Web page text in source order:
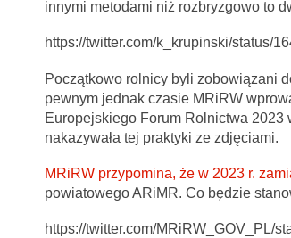
innymi metodami niż rozbryzgowo to
https://twitter.com/k_krupinski/status/
Początkowo rolnicy byli zobowiązani
pewnym jednak czasie MRiRW
Europejskiego Forum Rolnictwa 2023
nakazywała tej praktyki ze zdjęciami.
MRiRW przypomina, że w 2023 r.
powiatowego ARiMR. Co będzie
https://twitter.com/MRiRW_GOV_PL/